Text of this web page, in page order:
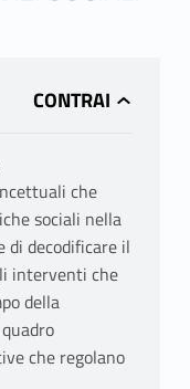
che
sociali nella
di decodificare il
interventi che
della
che regolano